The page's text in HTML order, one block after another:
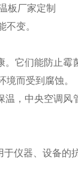
变。
它们能防止
而受到腐蚀。
，中央空调
仪器、设备的